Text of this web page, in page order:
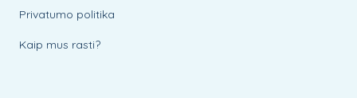
Privatumo politika
Kaip mus rasti?